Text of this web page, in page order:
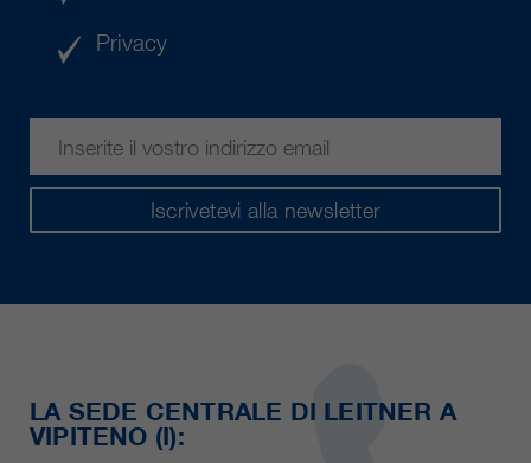
Iscrivetevi alla newsletter
Privacy
LA SEDE CENTRALE DI LEITNER A
VIPITENO (I):